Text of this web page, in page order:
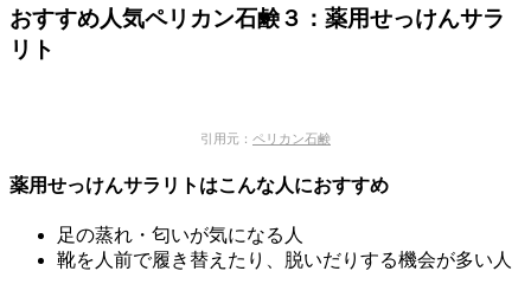
おすすめ人気ペリカン石鹸３：薬用せっけんサラ
リト
引用元： ペリカン石鹸
薬用せっけんサラリトはこんな人におすすめ
足の蒸れ・匂いが気になる人
靴を人前で履き替えたり、脱いだりする機会が多い人